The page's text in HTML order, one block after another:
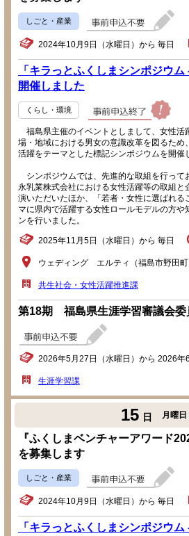
しごと・産業
2024年10月9日（水曜日）から 毎日
「キラっとふくしまシンポジウ
開催しました
くらし・環境
福島県主催のイベントとしまして、女性活
場・地域における男女の意識改革を図るため
活躍をテーマとした標記シンポジウムを開催
シンポジウムでは、先進的な取組を行って
永乳業株式会社における女性活躍等の取組と
演いただいたほか、「若者・女性に選ばれる
マに県内で活躍する女性ロールモデルの方や
ンを行いました。
2025年11月5日（水曜日）から 毎日
ウェディング エルティ（福島市野田町
共生社会・女性活躍推進課
第18期 福島県生涯学習審議会委
2026年5月27日（水曜日）から 2026年
生涯学習課
15 日 月曜日
『ふくしまベンチャーアワード
を募集します
しごと・産業
2024年10月9日（水曜日）から 毎日
「キラっとふくしまシンポジウ